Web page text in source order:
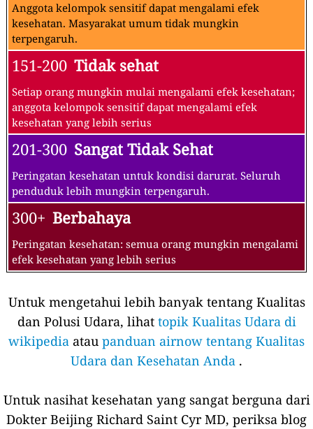
Anggota kelompok sensitif dapat mengalami efek
kesehatan. Masyarakat umum tidak mungkin
terpengaruh.
151-200 Tidak sehat
Setiap orang mungkin mulai mengalami efek kesehatan;
anggota kelompok sensitif dapat mengalami efek
kesehatan yang lebih serius
201-300 Sangat Tidak Sehat
Peringatan kesehatan untuk kondisi darurat. Seluruh
penduduk lebih mungkin terpengaruh.
300+ Berbahaya
Peringatan kesehatan: semua orang mungkin mengalami
efek kesehatan yang lebih serius
Untuk mengetahui lebih banyak tentang Kualitas
dan Polusi Udara, lihat topik Kualitas Udara di
wikipedia atau panduan airnow tentang Kualitas
Udara dan Kesehatan Anda .
Untuk nasihat kesehatan yang sangat berguna dari
Dokter Beijing Richard Saint Cyr MD, periksa blog